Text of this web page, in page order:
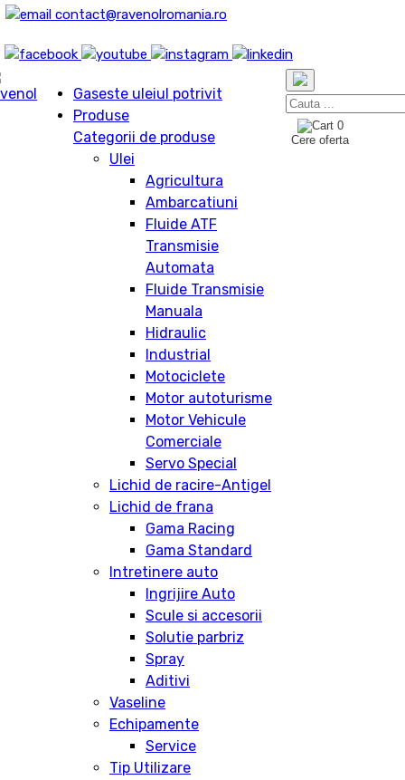
contact@ravenolromania.ro
Gaseste uleiul potrivit
Produse
Categorii de produse
Ulei
Agricultura
Ambarcatiuni
Fluide ATF
Transmisie
Automata
Fluide Transmisie
Manuala
Hidraulic
Industrial
Motociclete
Motor autoturisme
Motor Vehicule
Comerciale
Servo Special
Lichid de racire-Antigel
Lichid de frana
Gama Racing
Gama Standard
Intretinere auto
Ingrijire Auto
Scule si accesorii
Solutie parbriz
Spray
Aditivi
Vaseline
Echipamente
Service
Tip Utilizare
0
Cere oferta